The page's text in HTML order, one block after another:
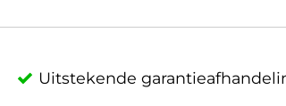
Uitstekende